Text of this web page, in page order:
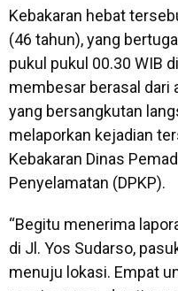
Kebakaran hebat
(46 tahun), yang
pukul pukul 00.30 WIB
membesar berasal dari
yang bersangkutan
melaporkan kejadian
Kebakaran Dinas
Penyelamatan (DPKP).
“Begitu menerima
di Jl. Yos Sudarso,
menuju lokasi. Empat